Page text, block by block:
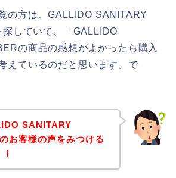
の方は、GALLIDO SANITARY
していて、「GALLIDO
の商品の感想がよかったら購入
えているのだと思います。で
SANITARY
お客様の声をみつける